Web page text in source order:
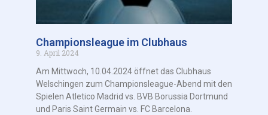
Championsleague im Clubhaus
9. April 2024
Am Mittwoch, 10.04.2024 öffnet das Clubhaus
Welschingen zum Championsleague-Abend mit den
Spielen Atletico Madrid vs. BVB Borussia Dortmund
und Paris Saint Germain vs. FC Barcelona.